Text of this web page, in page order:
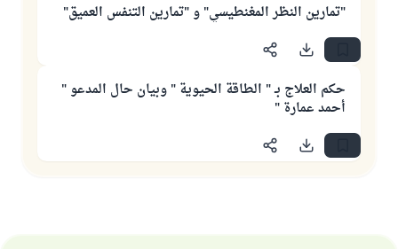
"تمارين النظر المغنطيسي" و "تمارين التنفس العميق"
حكم العلاج بـ " الطاقة الحيوية " وبيان حال المدعو "
أحمد عمارة "